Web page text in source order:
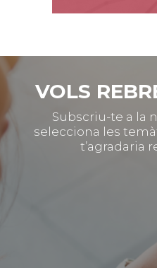
VOLS
Subscriu-te a la
selecciona les
t’agradaria